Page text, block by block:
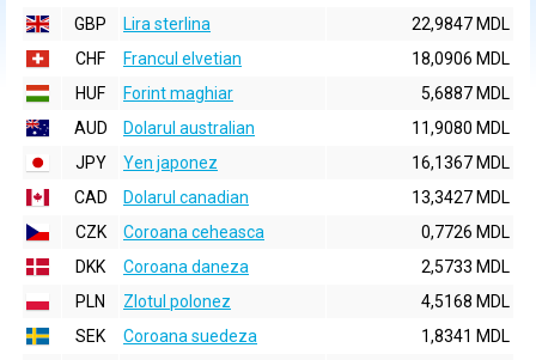
GBP
Lira sterlina
22,9847 MDL
CHF
Francul elvetian
18,0906 MDL
HUF
Forint maghiar
5,6887 MDL
AUD
Dolarul australian
11,9080 MDL
JPY
Yen japonez
16,1367 MDL
CAD
Dolarul canadian
13,3427 MDL
CZK
Coroana ceheasca
0,7726 MDL
DKK
Coroana daneza
2,5733 MDL
PLN
Zlotul polonez
4,5168 MDL
SEK
Coroana suedeza
1,8341 MDL